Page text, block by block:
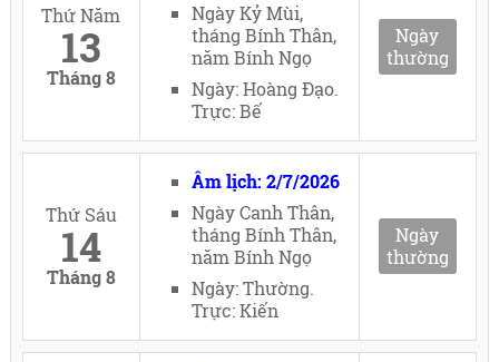
Thứ Năm
13
Tháng 8
Ngày Kỷ Mùi,
tháng Bính Thân,
năm Bính Ngọ
Ngày: Hoàng Đạo.
Trực: Bế
Ngày
thường
Thứ Sáu
14
Tháng 8
Âm lịch: 2/7/2026
Ngày Canh Thân,
tháng Bính Thân,
năm Bính Ngọ
Ngày: Thường.
Trực: Kiến
Ngày
thường